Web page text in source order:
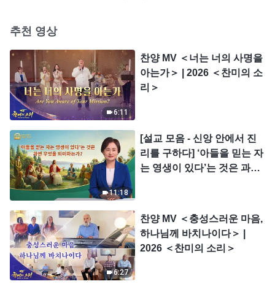
추천 영상
6:11
찬양 MV ＜너는 너의 사명을
아는가＞ | 2026 ＜찬미의 소
리＞
11:18
[설교 모음 - 신앙 안에서 진
리를 구하다] ‘아들을 믿는 자
는 영생이 있다’는 것은 과연
6:27
찬양 MV ＜충성스러운 마음,
하나님께 바치나이다＞ |
2026 ＜찬미의 소리＞